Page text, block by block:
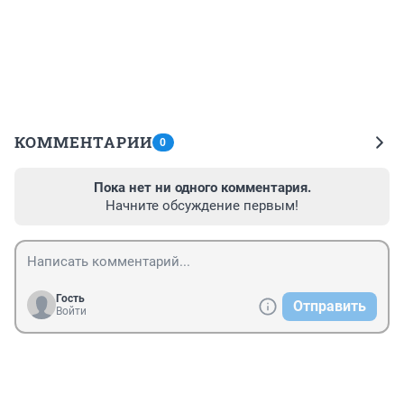
КОММЕНТАРИИ 0
Пока нет ни одного комментария.
Начните обсуждение первым!
Гость
Войти
Отправить